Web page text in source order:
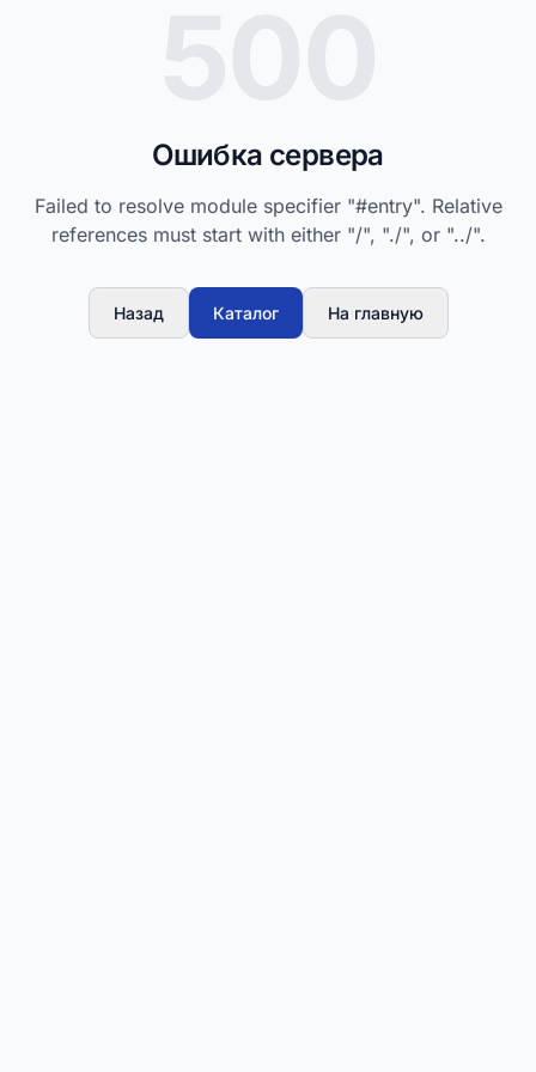
Ошибка сервера
Failed to resolve module specifier "#entry". Relative
references must start with either "/", "./", or "../".
Назад Каталог На главную